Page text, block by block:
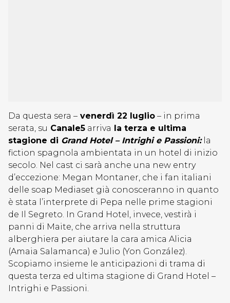
Da questa sera – venerdì 22 luglio – in prima
serata, su Canale5 arriva la terza e ultima
stagione di Grand Hotel – Intrighi e Passioni:la
fiction spagnola ambientata in un hotel di inizio
secolo. Nel cast ci sarà anche una new entry
d’eccezione: Megan Montaner, che i fan italiani
delle soap Mediaset già conosceranno in quanto
è stata l’interprete di Pepa nelle prime stagioni
de Il Segreto. In Grand Hotel, invece, vestirà i
panni di Maite, che arriva nella struttura
alberghiera per aiutare la cara amica Alicia
(Amaia Salamanca) e Julio (Yon González).
Scopiamo insieme le anticipazioni di trama di
questa terza ed ultima stagione di Grand Hotel –
Intrighi e Passioni.